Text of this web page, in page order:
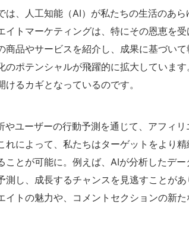
は、人工知能（AI）が私たちの生活のあら
イトマーケティングは、特にその恩恵を
商品やサービスを紹介し、成果に基づい
のポテンシャルが飛躍的に拡大していま
けるカギとなっているのです。
やユーザーの行動予測を通じて、アフィ
れによって、私たちはターゲットをより
ことが可能に。例えば、AIが分析したデ
測し、成長するチャンスを見逃すことが
イトの魅力や、コメントセクションの新た